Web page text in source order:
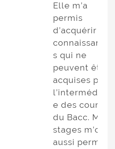
Elle m’a
permis
d’acquérir des
connaissance
s qui ne
peuvent être
acquises par
l’intermédiair
e des cours
du Bacc. Mes
stages m’ont
aussi permis